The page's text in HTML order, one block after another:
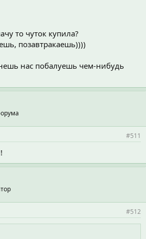
то чуток купила?
позавтракаешь))))
нас побалуешь чем-нибудь
#511
#512